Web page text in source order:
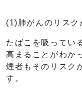
(1)肺がんのリスク
たばこを吸ってい
高まることがわか
煙者もそのリスク
す。